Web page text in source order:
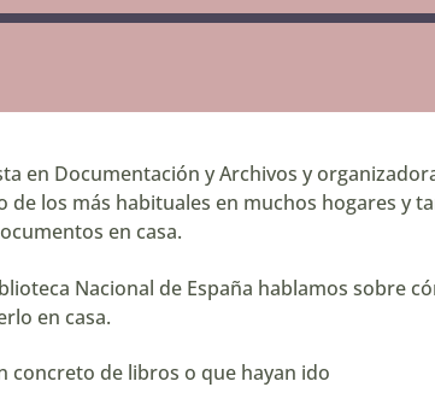
en Documentación y Archivos y
los más habituales en muchos hogares y
en casa.
Nacional de España hablamos sobre
en casa.
concreto de libros o que hayan ido